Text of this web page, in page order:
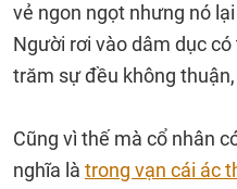
vẻ ngon ngọt nhưng nó
Người rơi vào dâm dục
trăm sự đều không
Cũng vì thế mà cổ nhân
nghĩa là trong vạn cái ác